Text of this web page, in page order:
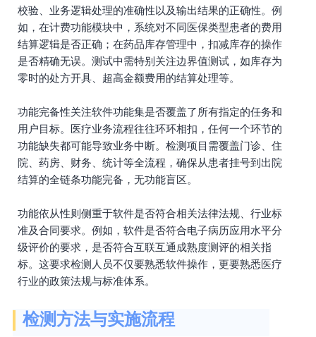
校验、业务逻辑处理的准确性以及输出结果的正确性。例
如，在计费功能模块中，系统对不同医保类型患者的费用
结算逻辑是否正确；在药品库存管理中，扣减库存的操作
是否精确无误。测试中需特别关注边界值测试，如库存为
零时的处方开具、超高金额费用的结算处理等。
功能完备性关注软件功能集是否覆盖了所有指定的任务和
用户目标。医疗业务流程往往环环相扣，任何一个环节的
功能缺失都可能导致业务中断。检测项目需覆盖门诊、住
院、药房、财务、统计等全流程，确保从患者挂号到出院
结算的全链条功能完备，无功能盲区。
功能依从性则侧重于软件是否符合相关法律法规、行业标
准及合同要求。例如，软件是否符合电子病历应用水平分
级评价的要求，是否符合互联互通成熟度测评的相关指
标。这要求检测人员不仅要熟悉软件操作，更要熟悉医疗
行业的政策法规与标准体系。
检测方法与实施流程